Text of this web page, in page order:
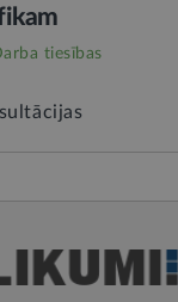
tiesības